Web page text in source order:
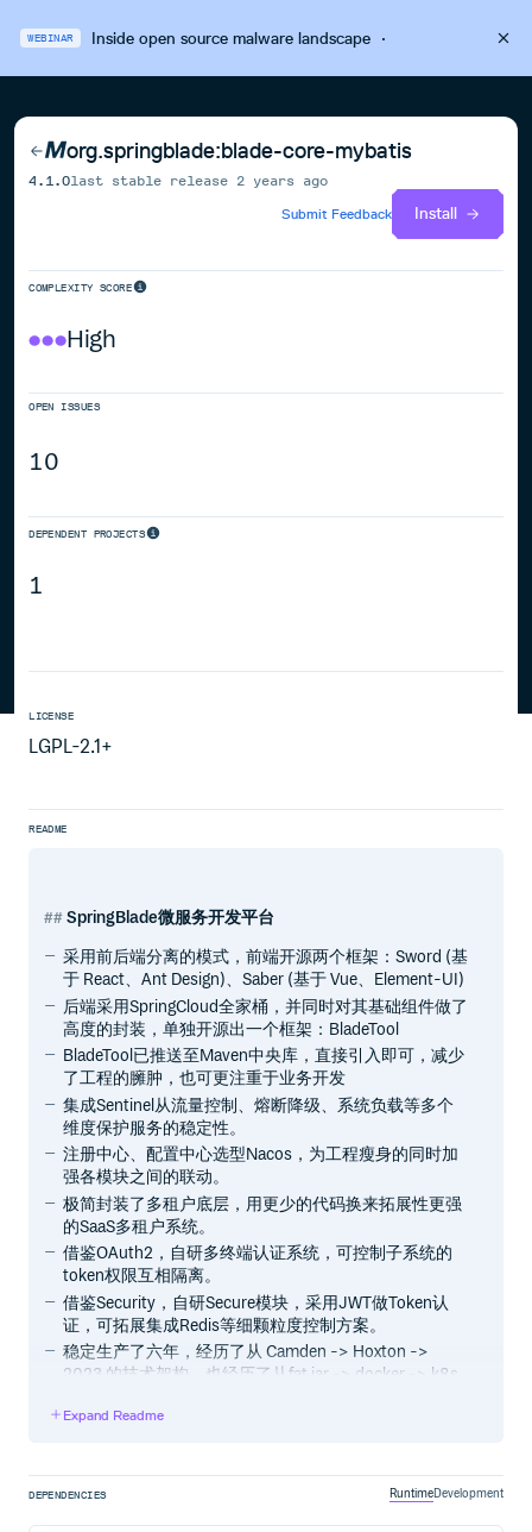
WEBINAR Inside open source malware landscape·
org.springblade:blade-core-mybatis
4.1.0last stable release 2 years ago
Submit Feedback
Install
COMPLEXITY SCORE
High
OPEN ISSUES
10
DEPENDENT PROJECTS
1
LICENSE
LGPL-2.1+
README
SpringBlade微服务开发平台
采用前后端分离的模式，前端开源两个框架：Sword (基
于 React、Ant Design)、Saber (基于 Vue、Element-UI)
后端采用SpringCloud全家桶，并同时对其基础组件做了
高度的封装，单独开源出一个框架：BladeTool
BladeTool已推送至Maven中央库，直接引入即可，减少
了工程的臃肿，也可更注重于业务开发
集成Sentinel从流量控制、熔断降级、系统负载等多个
维度保护服务的稳定性。
注册中心、配置中心选型Nacos，为工程瘦身的同时加
强各模块之间的联动。
极简封装了多租户底层，用更少的代码换来拓展性更强
的SaaS多租户系统。
借鉴OAuth2，自研多终端认证系统，可控制子系统的
token权限互相隔离。
借鉴Security，自研Secure模块，采用JWT做Token认
证，可拓展集成Redis等细颗粒度控制方案。
稳定生产了六年，经历了从 Camden -> Hoxton ->
2023 的技术架构，也经历了从fat jar -> docker -> k8s
项目分包明确，规范微服务的开发模式，使包与包之间
Expand Readme
DEPENDENCIES RuntimeDevelopment